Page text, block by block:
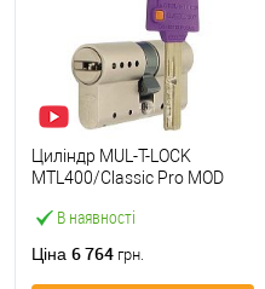
В наявності
Циліндр MUL-T-LOCK
MTL400/Classic Pro MOD
нікель сатин
Ціна 6 764 грн.